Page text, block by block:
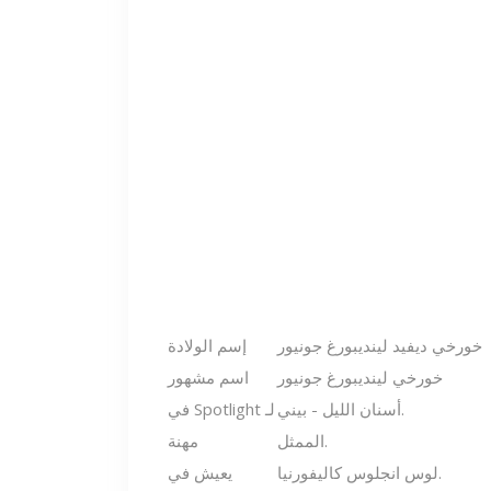
إسم الولادة
خورخي ديفيد لينديبورغ جونيور
اسم مشهور
خورخي لينديبورغ جونيور
في Spotlight لـ
أسنان الليل - بيني.
مهنة
الممثل.
يعيش في
لوس انجلوس كاليفورنيا.